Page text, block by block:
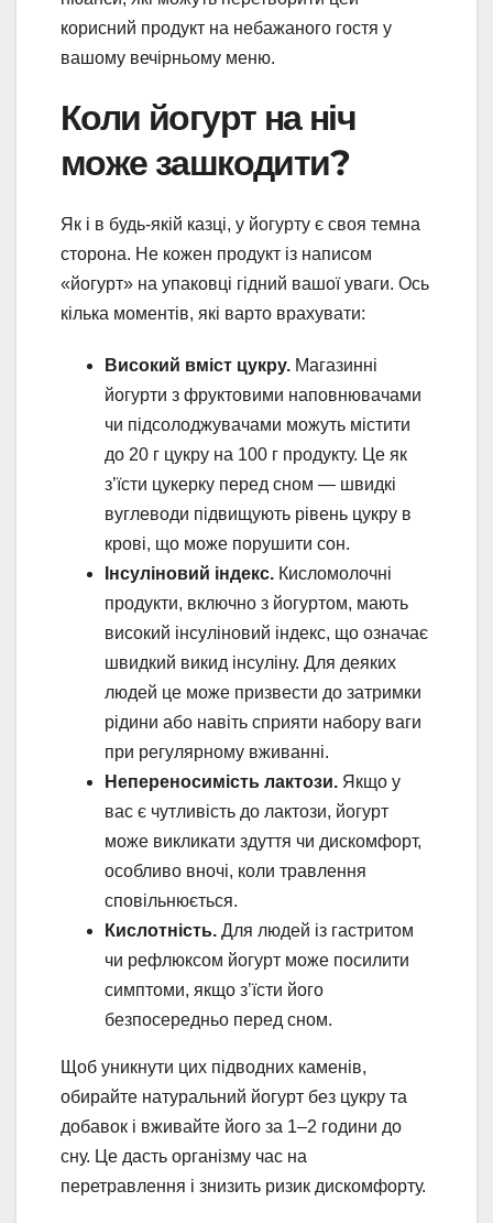
корисний продукт на небажаного гостя у
вашому вечірньому меню.
Коли йогурт на ніч
може зашкодити?
Як і в будь-якій казці, у йогурту є своя темна
сторона. Не кожен продукт із написом
«йогурт» на упаковці гідний вашої уваги. Ось
кілька моментів, які варто врахувати:
Високий вміст цукру. Магазинні
йогурти з фруктовими наповнювачами
чи підсолоджувачами можуть містити
до 20 г цукру на 100 г продукту. Це як
з’їсти цукерку перед сном — швидкі
вуглеводи підвищують рівень цукру в
крові, що може порушити сон.
Інсуліновий індекс. Кисломолочні
продукти, включно з йогуртом, мають
високий інсуліновий індекс, що означає
швидкий викид інсуліну. Для деяких
людей це може призвести до затримки
рідини або навіть сприяти набору ваги
при регулярному вживанні.
Непереносимість лактози. Якщо у
вас є чутливість до лактози, йогурт
може викликати здуття чи дискомфорт,
особливо вночі, коли травлення
сповільнюється.
Кислотність. Для людей із гастритом
чи рефлюксом йогурт може посилити
симптоми, якщо з’їсти його
безпосередньо перед сном.
Щоб уникнути цих підводних каменів,
обирайте натуральний йогурт без цукру та
добавок і вживайте його за 1–2 години до
сну. Це дасть організму час на
перетравлення і знизить ризик дискомфорту.